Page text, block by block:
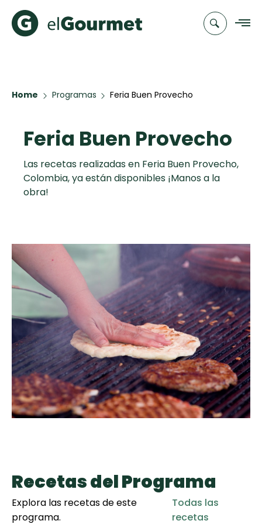
Recetas
Populares
Hot Pancakes
Galletas con
Chispas de
Chocolate
Key Lime Pie
Red Velvet
Cake
Categorias
30 min
Todas las
recetas
Canal de
TV
Home Programas Feria Buen Provecho
Feria Buen Provecho
Las recetas realizadas en Feria Buen Provecho,
Colombia, ya están disponibles ¡Manos a la
obra!
Recetas del Programa
Explora las recetas de este
programa.
Todas las
recetas